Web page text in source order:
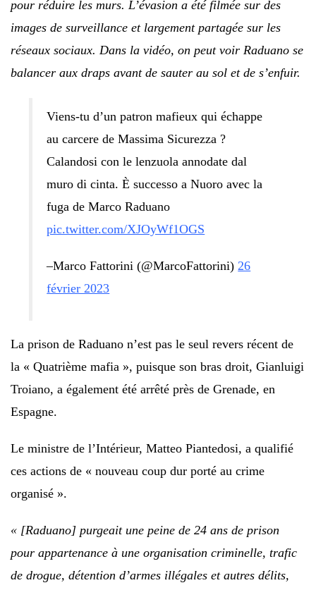
pour réduire les murs. L’évasion a été filmée sur des
images de surveillance et largement partagée sur les
réseaux sociaux. Dans la vidéo, on peut voir Raduano se
balancer aux draps avant de sauter au sol et de s’enfuir.
Viens-tu d’un patron mafieux qui échappe
au carcere de Massima Sicurezza ?
Calandosi con le lenzuola annodate dal
muro di cinta. È successo a Nuoro avec la
fuga de Marco Raduano
pic.twitter.com/XJOyWf1OGS
–Marco Fattorini (@MarcoFattorini) 26
février 2023
La prison de Raduano n’est pas le seul revers récent de
la « Quatrième mafia », puisque son bras droit, Gianluigi
Troiano, a également été arrêté près de Grenade, en
Espagne.
Le ministre de l’Intérieur, Matteo Piantedosi, a qualifié
ces actions de « nouveau coup dur porté au crime
organisé ».
« [Raduano] purgeait une peine de 24 ans de prison
pour appartenance à une organisation criminelle, trafic
de drogue, détention d’armes illégales et autres délits,